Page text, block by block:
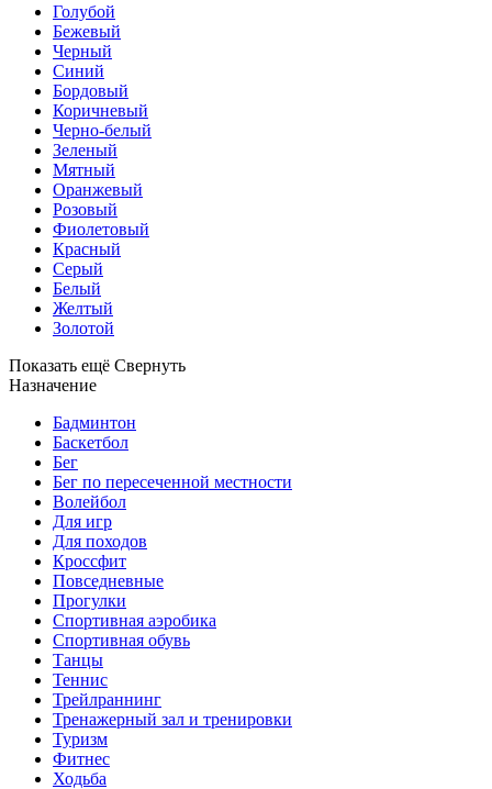
Голубой
Бежевый
Черный
Синий
Бордовый
Коричневый
Черно-белый
Зеленый
Мятный
Оранжевый
Розовый
Фиолетовый
Красный
Серый
Белый
Желтый
Золотой
Показать ещё Свернуть
Назначение
Бадминтон
Баскетбол
Бег
Бег по пересеченной местности
Волейбол
Для игр
Для походов
Кроссфит
Повседневные
Прогулки
Спортивная аэробика
Спортивная обувь
Танцы
Теннис
Трейлраннинг
Тренажерный зал и тренировки
Туризм
Фитнес
Ходьба